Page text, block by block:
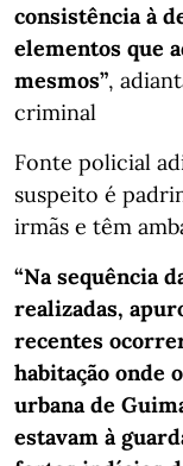
consistência à
elementos que
mesmos”,
criminal
Fonte policial
suspeito é
irmãs e têm
“Na sequência
realizadas,
recentes
habitação onde
urbana de
estavam à